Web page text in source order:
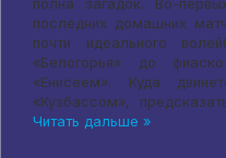
полна загадок. Во-
последних домашних
почти идеального
«Белогорья» до
«Енисеем». Куда
«Кузбассом»,
Читать дальше »